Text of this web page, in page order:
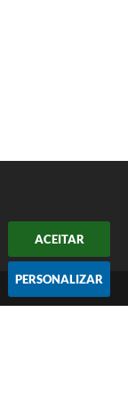
ACEITAR
PERSONALIZAR